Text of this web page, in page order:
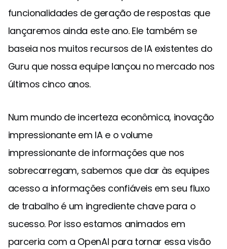
funcionalidades de geração de respostas que
lançaremos ainda este ano. Ele também se
baseia nos muitos recursos de IA existentes do
Guru que nossa equipe lançou no mercado nos
últimos cinco anos.
Num mundo de incerteza econômica, inovação
impressionante em IA e o volume
impressionante de informações que nos
sobrecarregam, sabemos que dar às equipes
acesso a informações confiáveis em seu fluxo
de trabalho é um ingrediente chave para o
sucesso. Por isso estamos animados em
parceria com a OpenAI para tornar essa visão